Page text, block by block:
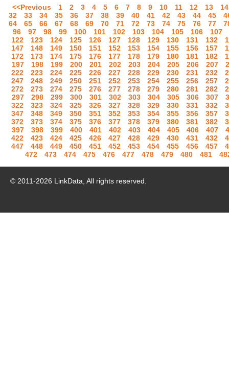
<<Previous 1 2 3 4 5 6 7 8 9 10 11 12 13
14
32
33 34 35 36 37 38 39 40 41 42 43 44 45
64
65 66 67 68 69 70 71 72 73 74 75 76 77
96
97 98 99 100 101 102 103 104 105 106
107
122
123 124 125 126 127 128 129 130 131 132
147
148 149 150 151 152 153 154 155 156 157
172
173 174 175 176 177 178 179 180 181 182
197
198 199 200 201 202 203 204 205 206 207
222
223 224 225 226 227 228 229 230 231 232
247
248 249 250 251 252 253 254 255 256 257
272
273 274 275 276 277 278 279 280 281 282
297
298 299 300 301 302 303 304 305 306 307
322
323 324 325 326 327 328 329 330 331 332
347
348 349 350 351 352 353 354 355 356 357
372
373 374 375 376 377 378 379 380 381 382
397
398 399 400 401 402 403 404 405 406 407
422
423 424 425 426 427 428 429 430 431 432
447
448 449 450 451 452 453 454 455 456 457
472
473 474 475 476 477 478 479 480 481
© 2011-2026 LinkData, All rights reserved.